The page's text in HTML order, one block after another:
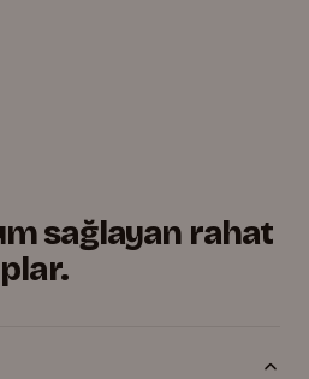
sağlayan rahat